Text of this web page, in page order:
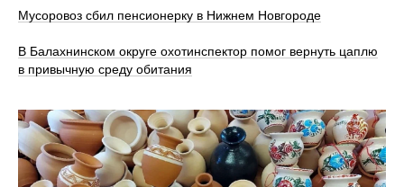
Мусоровоз сбил пенсионерку в Нижнем Новгороде
В Балахнинском округе охотинспектор помог вернуть цаплю
в привычную среду обитания